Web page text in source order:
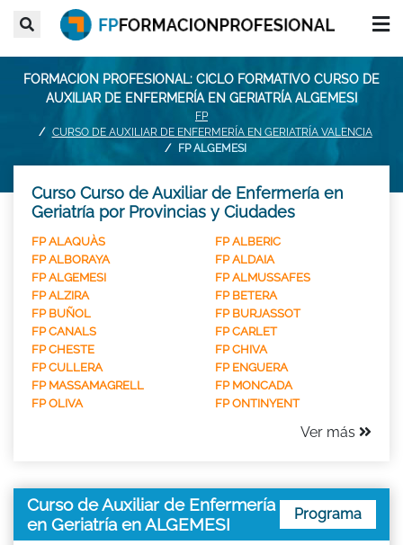
FORMACION PROFESIONAL: CICLO FORMATIVO CURSO DE
AUXILIAR DE ENFERMERÍA EN GERIATRÍA ALGEMESI
FP
CURSO DE AUXILIAR DE ENFERMERÍA EN GERIATRÍA VALENCIA
FP ALGEMESI
Curso Curso de Auxiliar de Enfermería en
Geriatría por Provincias y Ciudades
FP ALAQUÀS
FP ALBERIC
FP ALBORAYA
FP ALDAIA
FP ALGEMESI
FP ALMUSSAFES
FP ALZIRA
FP BETERA
FP BUÑOL
FP BURJASSOT
FP CANALS
FP CARLET
FP CHESTE
FP CHIVA
FP CULLERA
FP ENGUERA
FP MASSAMAGRELL
FP MONCADA
FP OLIVA
FP ONTINYENT
Ver más
Curso de Auxiliar de Enfermería
en Geriatría en ALGEMESI
Programa